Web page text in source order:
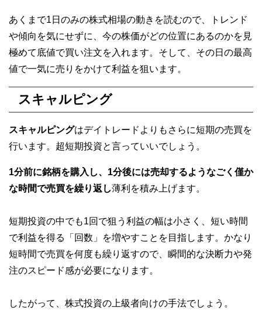
あくまで1日のみの株式相場の動きを読むので、トレンド
や傾向を気にせずに、今の株価がどの位置にあるのかを見
極めて底値で買い注文を入れます。そして、その日の最高
値で一気に売りをかけて利益を狙います。
スキャルピング
スキャルピングはデイトレードよりもさらに短期の売買を
行います。超短期投資と言っていいでしょう。
1分前に銘柄を購入し、1分後には売却するようなごく僅か
な時間で売買を繰り返し薄利を積み上げます。
短期投資の中でも1回で狙う利益の幅は小さく、短い時間
で利益を得る「回数」を増やすことを目指します。かなり
短時間で売買を何度も繰り返すので、瞬間的な決断力や発
注のスピード感が必要になります。
したがって、株式投資の上級者向けの手法でしょう。